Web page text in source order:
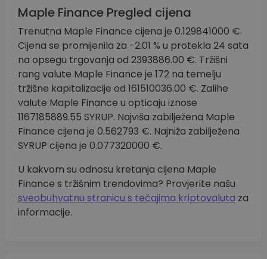
Maple Finance Pregled cijena
Trenutna Maple Finance cijena je 0.129841000 €.
Cijena se promijenila za -2.01 % u protekla 24 sata
na opsegu trgovanja od 2393886.00 €. Tržišni
rang valute Maple Finance je 172 na temelju
tržišne kapitalizacije od 161510036.00 €. Zalihe
valute Maple Finance u opticaju iznose
1167185889.55 SYRUP. Najviša zabilježena Maple
Finance cijena je 0.562793 €. Najniža zabilježena
SYRUP cijena je 0.077320000 €.
U kakvom su odnosu kretanja cijena Maple
Finance s tržišnim trendovima? Provjerite našu
sveobuhvatnu stranicu s tečajima kriptovaluta za
informacije.